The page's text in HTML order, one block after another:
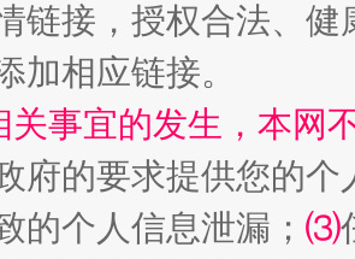
段成刚被判无期
链接，授权合法、
加相应链接。
关事宜的发生，本网
府的要求提供您的个
的个人信息泄漏； ⑶